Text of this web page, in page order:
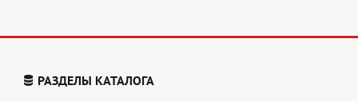
РАЗДЕЛЫ КАТАЛОГА